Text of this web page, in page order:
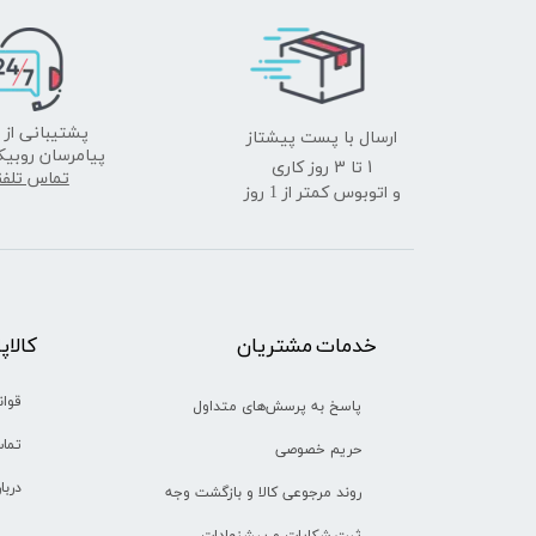
ارسال با پست پیشتاز
​​​​​​​1 تا 3 روز کاری
و اتوبوس کمتر از 1 روز
پشتیبانی
پیامرسان
تماس
خدمات مشتریان
پاسخ به پرسش‌های متداول
حریم خصوصی
روند مرجوعی کالا و بازگشت وجه